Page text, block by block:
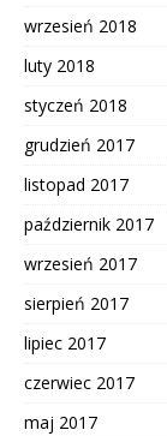
wrzesień 2018
luty 2018
styczeń 2018
grudzień 2017
listopad 2017
październik 2017
wrzesień 2017
sierpień 2017
lipiec 2017
czerwiec 2017
maj 2017